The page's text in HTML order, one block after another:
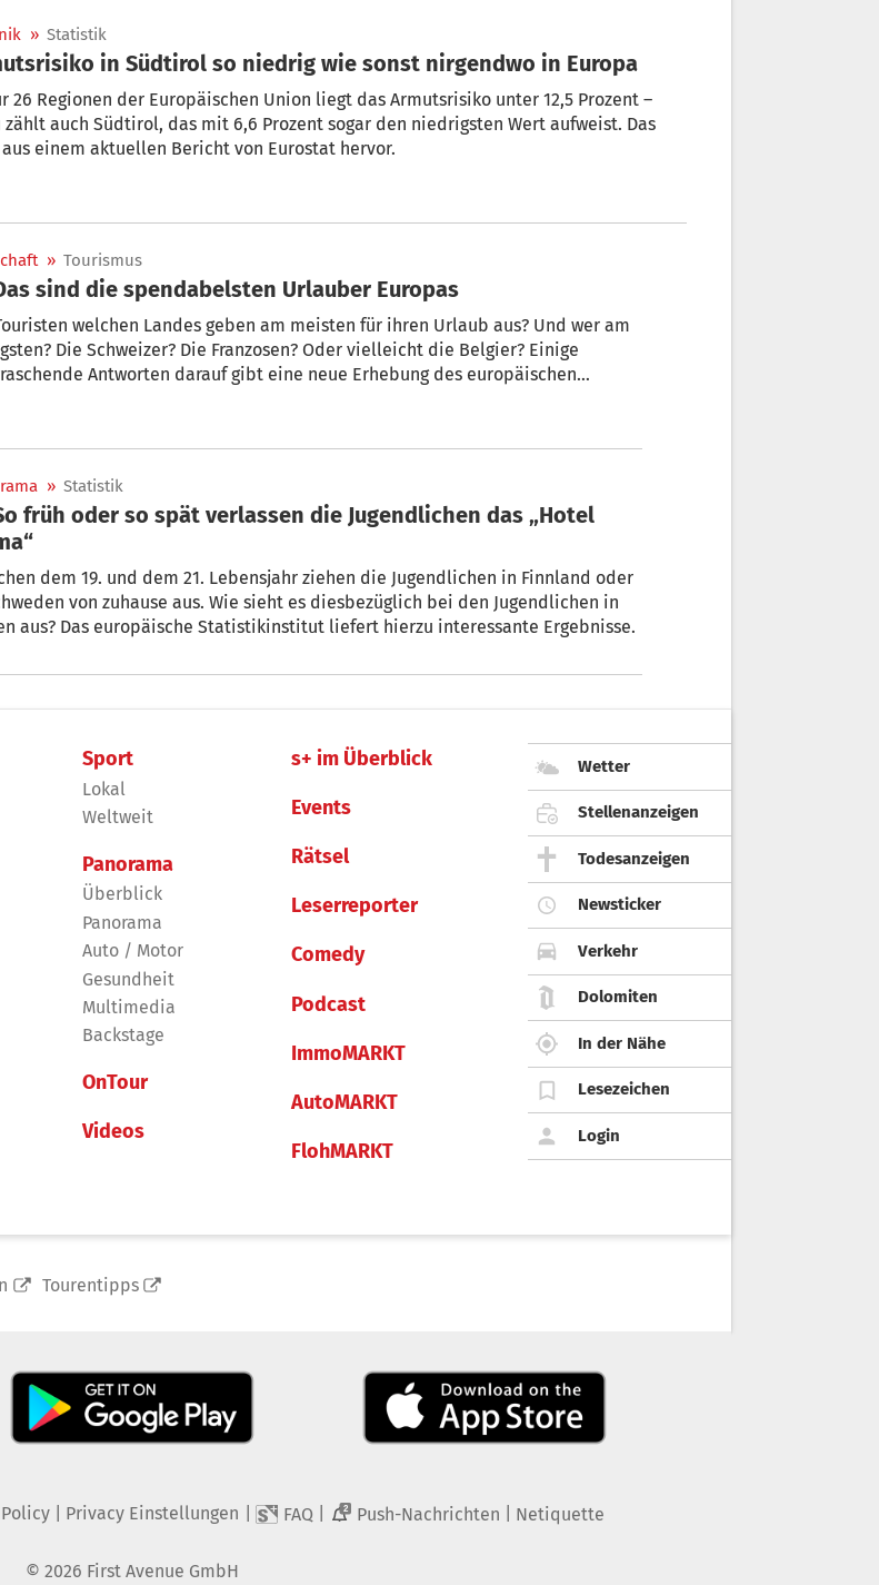
» Statistik
in Südtirol so niedrig wie sonst nirgendwo in Europa
26 Regionen der Europäischen Union liegt das Armutsrisiko unter 12,5 Prozent –
zählt auch Südtirol, das mit 6,6 Prozent sogar den niedrigsten Wert aufweist. Das
einem aktuellen Bericht von Eurostat hervor.
» Tourismus
Das sind die spendabelsten Urlauber Europas
welchen Landes geben am meisten für ihren Urlaub aus? Und wer am
Die Schweizer? Die Franzosen? Oder vielleicht die Belgier? Einige
Antworten darauf gibt eine neue Erhebung des europäischen
» Statistik
dem 19. und dem 21. Lebensjahr ziehen die Jugendlichen in Finnland oder
von zuhause aus. Wie sieht es diesbezüglich bei den Jugendlichen in
aus? Das europäische Statistikinstitut liefert hierzu interessante Ergebnisse.
Sport
Lokal
Weltweit
Panorama
Überblick
Panorama
Auto / Motor
Gesundheit
Multimedia
Backstage
OnTour
Videos
s+ im Überblick
Events
Rätsel
Leserreporter
Comedy
Podcast
ImmoMARKT
AutoMARKT
FlohMARKT
Wetter
Stellenanzeigen
Todesanzeigen
Newsticker
Verkehr
Dolomiten
In der Nähe
Lesezeichen
Login
Tourentipps
| Privacy Einstellungen FAQ 2 Push-Nachrichten Netiquette
© 2026 First Avenue GmbH